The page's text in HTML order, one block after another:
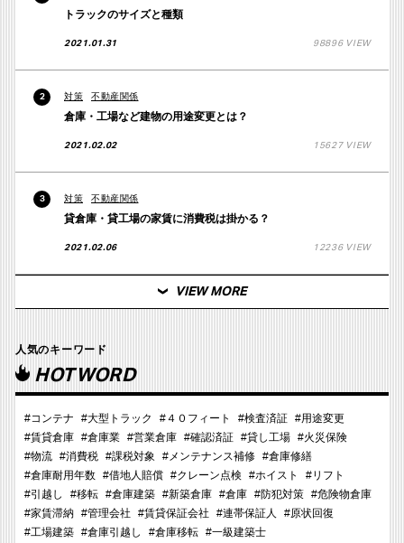
トラックのサイズと種類
2021.01.31 98896 VIEW
2 対策 不動産関係
倉庫・工場など建物の用途変更とは？
2021.02.02 15627 VIEW
3 対策 不動産関係
貸倉庫・貸工場の家賃に消費税は掛かる？
2021.02.06 12236 VIEW
VIEW MORE
人気のキーワード
HOTWORD
#コンテナ #大型トラック #４０フィート #検査済証 #用途変更
#賃貸倉庫 #倉庫業 #営業倉庫 #確認済証 #貸し工場 #火災保険
#物流 #消費税 #課税対象 #メンテナンス補修 #倉庫修繕
#倉庫耐用年数 #借地人賠償 #クレーン点検 #ホイスト
#リフト
#引越し
#移転 #倉庫建築 #新築倉庫 #倉庫 #防犯対策 #危険物倉庫
#家賃滞納 #管理会社 #賃貸保証会社 #連帯保証人
#原状回復
#工場建築 #倉庫引越し #倉庫移転 #一級建築士